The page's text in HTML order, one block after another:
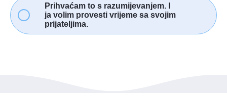
Prihvaćam to s razumijevanjem. I
ja volim provesti vrijeme sa svojim
prijateljima.